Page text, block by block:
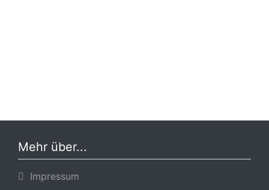
Mehr über...
Impressum